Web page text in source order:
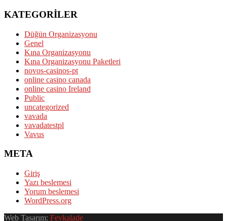
KATEGORILER
Düğün Organizasyonu
Genel
Kına Organizasyonu
Kına Organizasyonu Paketleri
novos-casinos-pt
online casino canada
online casino Ireland
Public
uncategorized
vavada
vavadatestpl
Vavus
META
Giriş
Yazı beslemesi
Yorum beslemesi
WordPress.org
Web Tasarım: Fevkalade